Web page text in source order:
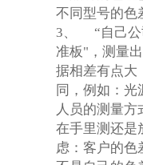
不同型号的色
3、
“自己
准板"，测量
据相差有点大
同，例如：
人员的测量
在手里测还是
虑：客户的色